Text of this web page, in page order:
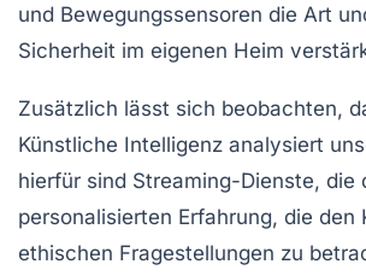
und Bewegungssensoren die Art
Sicherheit im eigenen Heim
Zusätzlich lässt sich beobachten,
Künstliche Intelligenz analysiert
hierfür sind Streaming-Dienste,
personalisierten Erfahrung, die
ethischen Fragestellungen zu